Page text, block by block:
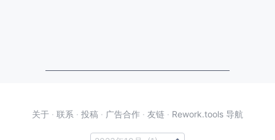
关于 · 联系 · 投稿 · 广告合作 · 友链 · Rework.tools 导航